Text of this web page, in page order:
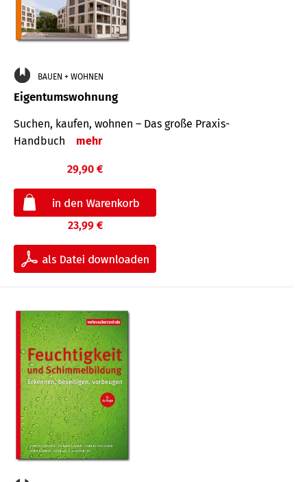
BAUEN + WOHNEN
Eigentumswohnung
Suchen, kaufen, wohnen – Das große Praxis-
Handbuch
mehr
29,90 €
23,99 €